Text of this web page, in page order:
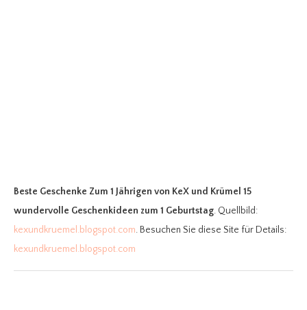
Beste Geschenke Zum 1 Jährigen von KeX und Krümel 15
wundervolle Geschenkideen zum 1 Geburtstag. Quellbild:
kexundkruemel.blogspot.com. Besuchen Sie diese Site für Details:
kexundkruemel.blogspot.com